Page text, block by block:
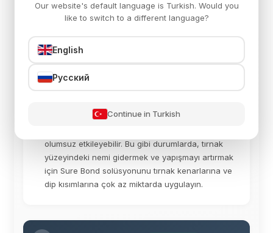
(sünger törpü) kullanarak nazikçe matlaştırın.
yardımıyla tırnak yüzeyini bastırarak çok iyi
temizleyin. Tırnak yüzeyinin tamamen yağdan ve
tozdan arınmış, beyazlaşmış bir renge ulaştığından
emin olun.
nemliyse veya klasik manikür yapıldıysa, tırnak
olumsuz etkileyebilir. Bu gibi durumlarda, tırnak
yüzeyindeki nemi gidermek ve yapışmayı artırmak
için Sure Bond solüsyonunu tırnak kenarlarına ve
dip kısımlarına çok az miktarda uygulayın.
Our website's default language is Turkish. Would you
like to switch to a different language?
English
Русский
Continue in Turkish